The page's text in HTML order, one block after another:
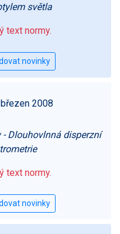
světla
text normy.
2008
- Dlouhovlnná disperzní
text normy.